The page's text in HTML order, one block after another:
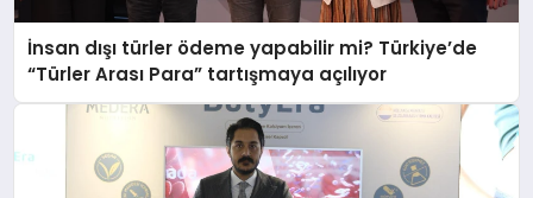
İnsan dışı türler ödeme yapabilir mi? Türkiye’de
“Türler Arası Para” tartışmaya açılıyor